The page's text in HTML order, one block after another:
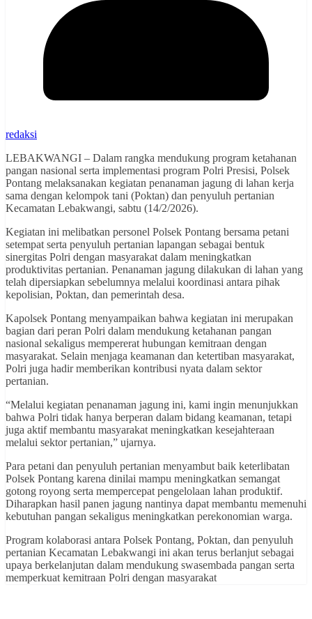
redaksi
LEBAKWANGI – Dalam rangka mendukung program ketahanan
pangan nasional serta implementasi program Polri Presisi, Polsek
Pontang melaksanakan kegiatan penanaman jagung di lahan kerja
sama dengan kelompok tani (Poktan) dan penyuluh pertanian
Kecamatan Lebakwangi, sabtu (14/2/2026).
Kegiatan ini melibatkan personel Polsek Pontang bersama petani
setempat serta penyuluh pertanian lapangan sebagai bentuk
sinergitas Polri dengan masyarakat dalam meningkatkan
produktivitas pertanian. Penanaman jagung dilakukan di lahan yang
telah dipersiapkan sebelumnya melalui koordinasi antara pihak
kepolisian, Poktan, dan pemerintah desa.
Kapolsek Pontang menyampaikan bahwa kegiatan ini merupakan
bagian dari peran Polri dalam mendukung ketahanan pangan
nasional sekaligus mempererat hubungan kemitraan dengan
masyarakat. Selain menjaga keamanan dan ketertiban masyarakat,
Polri juga hadir memberikan kontribusi nyata dalam sektor
pertanian.
“Melalui kegiatan penanaman jagung ini, kami ingin menunjukkan
bahwa Polri tidak hanya berperan dalam bidang keamanan, tetapi
juga aktif membantu masyarakat meningkatkan kesejahteraan
melalui sektor pertanian,” ujarnya.
Para petani dan penyuluh pertanian menyambut baik keterlibatan
Polsek Pontang karena dinilai mampu meningkatkan semangat
gotong royong serta mempercepat pengelolaan lahan produktif.
Diharapkan hasil panen jagung nantinya dapat membantu memenuhi
kebutuhan pangan sekaligus meningkatkan perekonomian warga.
Program kolaborasi antara Polsek Pontang, Poktan, dan penyuluh
pertanian Kecamatan Lebakwangi ini akan terus berlanjut sebagai
upaya berkelanjutan dalam mendukung swasembada pangan serta
memperkuat kemitraan Polri dengan masyarakat